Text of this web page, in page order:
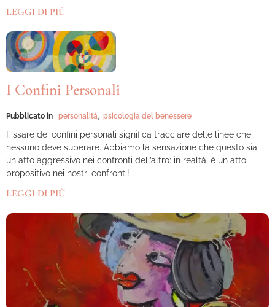
LEGGI DI PIÙ
I Confini Personali
Pubblicato in personalità, psicologia del benessere
Fissare dei confini personali significa tracciare delle linee che
nessuno deve superare. Abbiamo la sensazione che questo sia
un atto aggressivo nei confronti dell’altro: in realtà, è un atto
propositivo nei nostri confronti!
LEGGI DI PIÙ